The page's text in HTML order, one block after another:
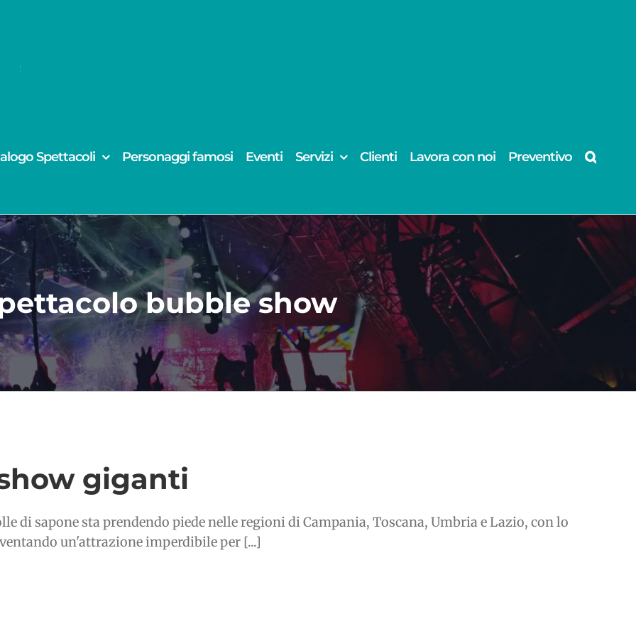
Spettacoli Personaggi famosi Eventi Servizi Clienti Lavora con noi Preventivo
bubble show
giganti
di sapone sta prendendo piede nelle regioni di Campania, Toscana, Umbria e Lazio, con lo
un'attrazione imperdibile per [...]